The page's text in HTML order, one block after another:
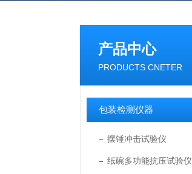
产品中心
PRODUCTS CNETER
包装检测仪器
摆锤冲击试验仪
纸碗多功能抗压试验仪